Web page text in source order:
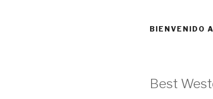
BIENVENIDO
Best